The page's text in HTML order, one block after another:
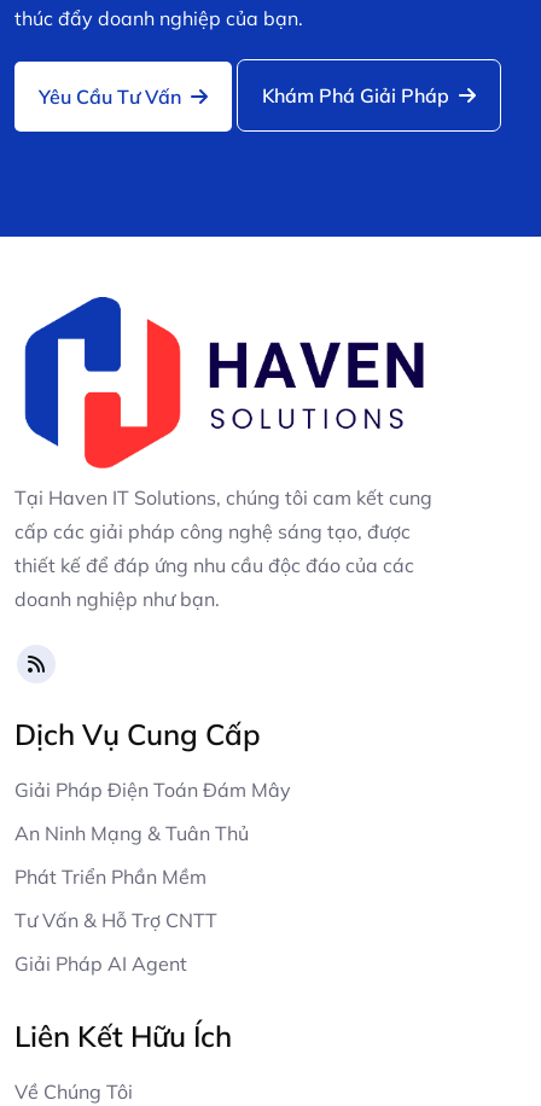
thúc đẩy doanh nghiệp của bạn.
Yêu Cầu Tư Vấn Khám Phá Giải Pháp
Tại Haven IT Solutions, chúng tôi cam kết cung
cấp các giải pháp công nghệ sáng tạo, được
thiết kế để đáp ứng nhu cầu độc đáo của các
doanh nghiệp như bạn.
Dịch Vụ Cung Cấp
Giải Pháp Điện Toán Đám Mây
An Ninh Mạng & Tuân Thủ
Phát Triển Phần Mềm
Tư Vấn & Hỗ Trợ CNTT
Giải Pháp AI Agent
Liên Kết Hữu Ích
Về Chúng Tôi